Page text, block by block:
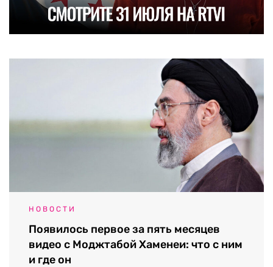
НОВОСТИ
Появилось первое за пять месяцев
видео с Моджтабой Хаменеи: что с ним
и где он